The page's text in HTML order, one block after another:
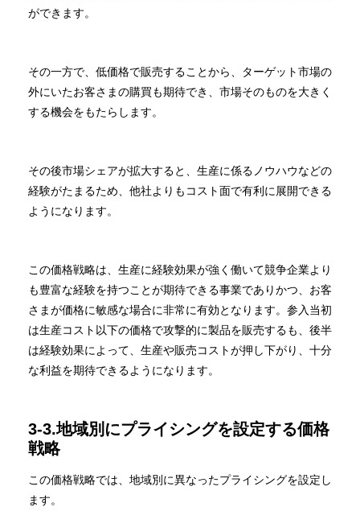
ができます。
その一方で、低価格で販売することから、ターゲット市場の
外にいたお客さまの購買も期待でき、市場そのものを大きく
する機会をもたらします。
その後市場シェアが拡大すると、生産に係るノウハウなどの
経験がたまるため、他社よりもコスト面で有利に展開できる
ようになります。
この価格戦略は、生産に経験効果が強く働いて競争企業より
も豊富な経験を持つことが期待できる事業でありかつ、お客
さまが価格に敏感な場合に非常に有効となります。参入当初
は生産コスト以下の価格で攻撃的に製品を販売するも、後半
は経験効果によって、生産や販売コストが押し下がり、十分
な利益を期待できるようになります。
3-3.地域別にプライシングを設定する価格
戦略
この価格戦略では、地域別に異なったプライシングを設定し
ます。